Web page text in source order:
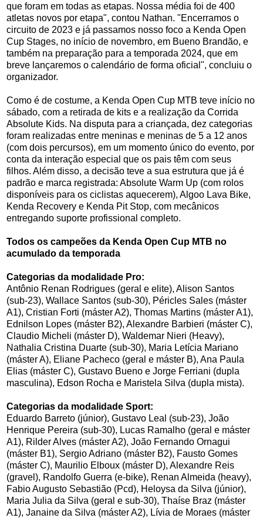
que foram em todas as etapas. Nossa média foi de 400
atletas novos por etapa", contou Nathan. "Encerramos o
circuito de 2023 e já passamos nosso foco a Kenda Open
Cup Stages, no início de novembro, em Bueno Brandão, e
também na preparação para a temporada 2024, que em
breve lançaremos o calendário de forma oficial", concluiu o
organizador.
Como é de costume, a Kenda Open Cup MTB teve início no
sábado, com a retirada de kits e a realização da Corrida
Absolute Kids. Na disputa para a criançada, dez categorias
foram realizadas entre meninas e meninas de 5 a 12 anos
(com dois percursos), em um momento único do evento, por
conta da interação especial que os pais têm com seus
filhos. Além disso, a decisão teve a sua estrutura que já é
padrão e marca registrada: Absolute Warm Up (com rolos
disponíveis para os ciclistas aquecerem), Algoo Lava Bike,
Kenda Recovery e Kenda Pit Stop, com mecânicos
entregando suporte profissional completo.
Todos os campeões da Kenda Open Cup MTB no
acumulado da temporada
Categorias da modalidade Pro:
Antônio Renan Rodrigues (geral e elite), Alison Santos
(sub-23), Wallace Santos (sub-30), Péricles Sales (máster
A1), Cristian Forti (máster A2), Thomas Martins (máster A1),
Ednilson Lopes (máster B2), Alexandre Barbieri (máster C),
Claudio Micheli (máster D), Waldemar Nieri (Heavy),
Nathalia Cristina Duarte (sub-30), Maria Letícia Mariano
(máster A), Eliane Pacheco (geral e máster B), Ana Paula
Elias (máster C), Gustavo Bueno e Jorge Ferriani (dupla
masculina), Edson Rocha e Maristela Silva (dupla mista).
Categorias da modalidade Sport:
Eduardo Barreto (júnior), Gustavo Leal (sub-23), João
Henrique Pereira (sub-30), Lucas Ramalho (geral e máster
A1), Rilder Alves (máster A2), João Fernando Ornagui
(máster B1), Sergio Adriano (máster B2), Fausto Gomes
(máster C), Maurilio Elboux (máster D), Alexandre Reis
(gravel), Randolfo Guerra (e-bike), Renan Almeida (heavy),
Fabio Augusto Sebastião (Pcd), Heloysa da Silva (júnior),
Maria Julia da Silva (geral e sub-30), Thaíse Braz (máster
A1), Janaine da Silva (máster A2), Lívia de Moraes (máster